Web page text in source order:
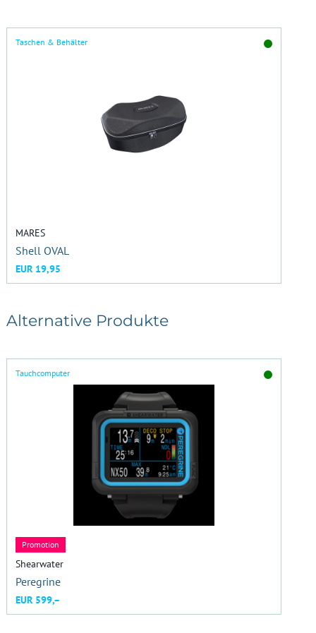
Taschen & Behälter
MARES
Shell OVAL
EUR 19,95
Alternative Produkte
Tauchcomputer
Shearwater
Peregrine
EUR 599,–
Promotion